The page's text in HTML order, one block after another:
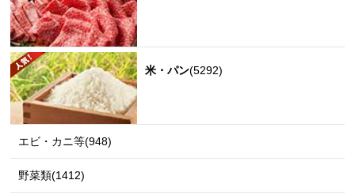
米・パン(5292)
エビ・カニ等(948)
野菜類(1412)